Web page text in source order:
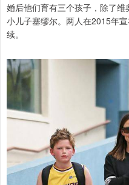
婚后他们育有三个孩子，除了
小儿子塞缪尔。两人在2015年
续。